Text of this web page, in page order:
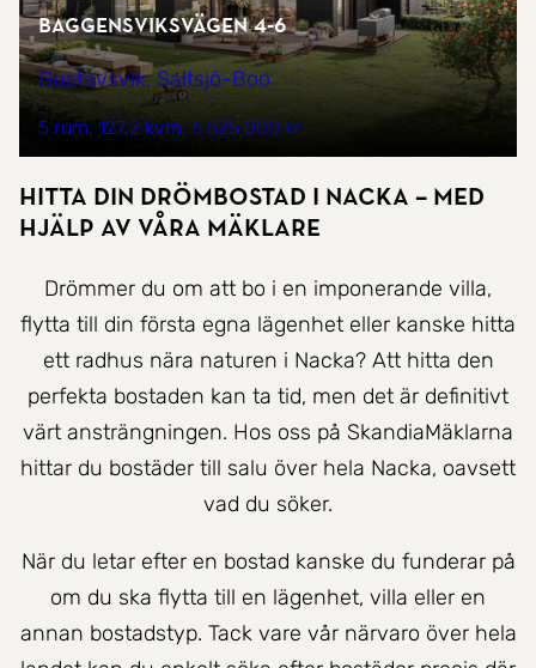
Baggensviksvägen 4-6
Gustavsvik, Saltsjö-Boo
5 rum 127,2 kvm 6 525 000 kr
Hitta Din Drömbostad i Nacka – Med
hjälp av våra mäklare
Drömmer du om att bo i en imponerande villa,
flytta till din första egna lägenhet eller kanske hitta
ett radhus nära naturen i Nacka? Att hitta den
perfekta bostaden kan ta tid, men det är definitivt
värt ansträngningen. Hos oss på SkandiaMäklarna
hittar du bostäder till salu över hela Nacka, oavsett
vad du söker.
När du letar efter en bostad kanske du funderar på
om du ska flytta till en lägenhet, villa eller en
annan bostadstyp. Tack vare vår närvaro över hela